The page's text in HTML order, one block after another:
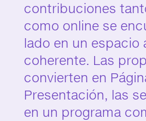
contribuciones
como online se
lado en un espacio
coherente. Las
convierten en
Presentación, las
en un programa